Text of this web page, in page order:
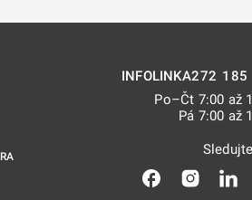
INFOLINKA272 185
Po–Čt 7:00 až
Pá 7:00 až
Odkaz se